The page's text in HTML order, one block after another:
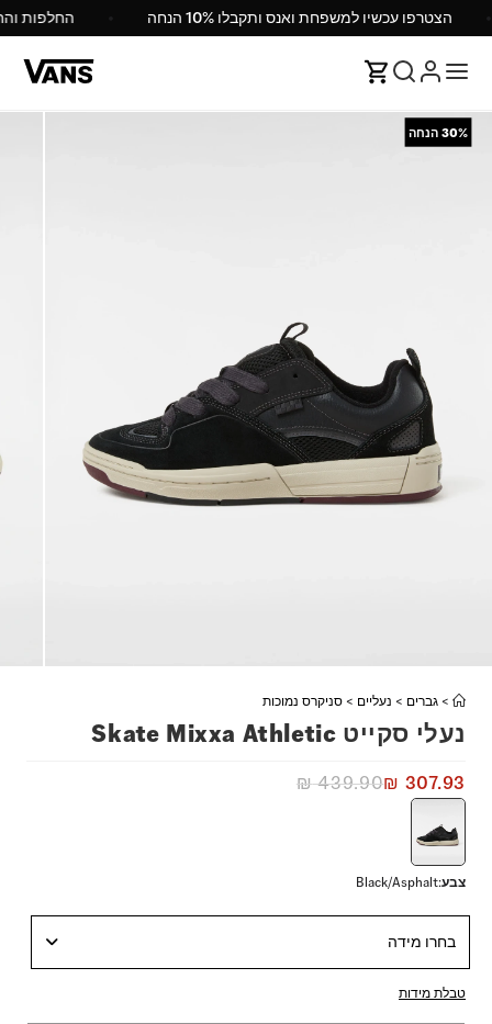
הצטרפו עכשיו למשפחת ואנס ותקבלו 10% הנחה
30% הנחה
> גברים > נעליים > סניקרס נמוכות
נעלי סקייט Skate Mixxa Athletic
₪439.90₪ 307.93
צבע:
Black/Asphalt
בחרו מידה
טבלת מידות